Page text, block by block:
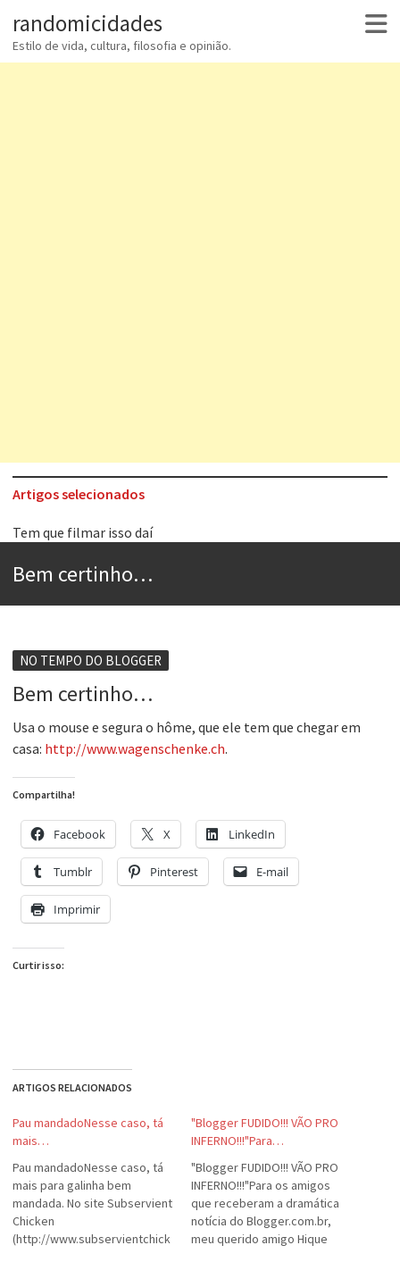
randomicidades
Estilo de vida, cultura, filosofia e opinião.
Artigos selecionados
Tem que filmar isso daí
Esse tal de Rock Gaúcho
Os causos de Jorge Luis Borges
Voto obrigatório é correto?
Se queres salvar o mundo, o veganismo não é a resposta
Bem certinho…
NO TEMPO DO BLOGGER
Bem certinho…
Usa o mouse e segura o hôme, que ele tem que chegar em
casa: http://www.wagenschenke.ch.
Compartilha!
Facebook X LinkedIn
Tumblr Pinterest E-mail
Imprimir
Curtir isso:
ARTIGOS RELACIONADOS
Pau mandadoNesse caso, tá
mais…
Pau mandadoNesse caso, tá
mais para galinha bem
mandada. No site Subservient
Chicken
(http://www.subservientchick
"Blogger FUDIDO!!! VÃO PRO
INFERNO!!!"Para…
"Blogger FUDIDO!!! VÃO PRO
INFERNO!!!"Para os amigos
que receberam a dramática
notícia do Blogger.com.br,
meu querido amigo Hique